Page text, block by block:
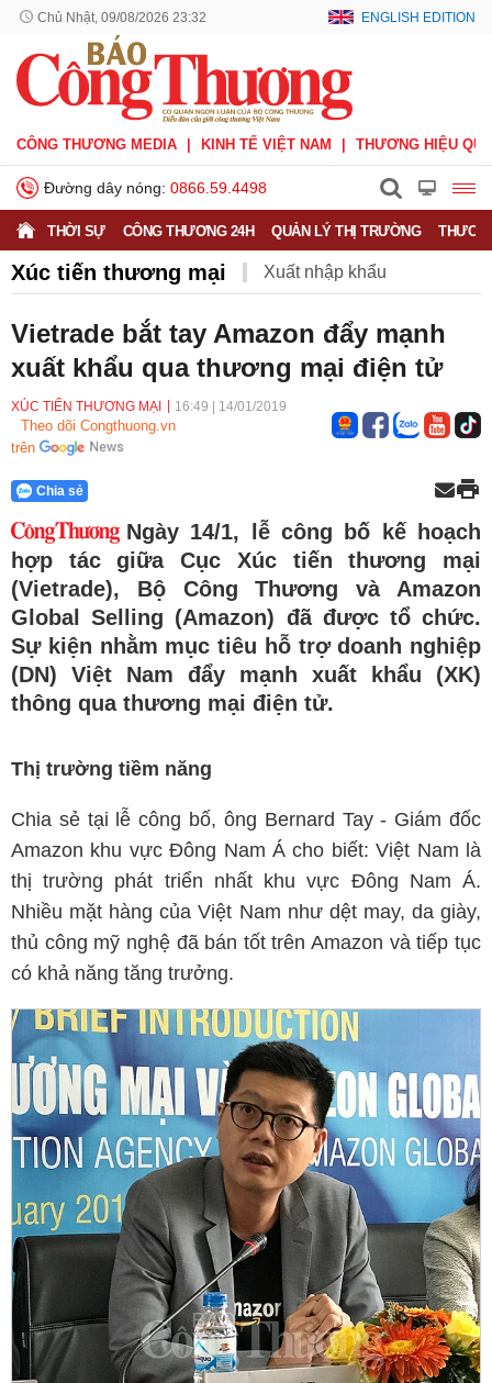
Chủ Nhật, 09/08/2026 23:32 ENGLISH EDITION
CÔNG THƯƠNG MEDIA KINH TẾ VIỆT NAM THƯƠNG HIỆU
Đường dây nóng: 0866.59.4498
THỜI SỰ CÔNG THƯƠNG 24H QUẢN LÝ THỊ TRƯỜNG
Xúc tiến thương mại Xuất nhập khẩu
Phòng vệ thương mại Thương hiệu quốc gia
Xuất xứ hàng hóa Xúc tiến thương mại
Thương mại điện tử
Vietrade bắt tay Amazon đẩy mạnh
xuất khẩu qua thương mại điện tử
XÚC TIẾN THƯƠNG MẠI 16:49 14/01/2019
Theo dõi Congthuong.vn
trên
Chia sẻ
Ngày 14/1, lễ công bố kế hoạch
hợp tác giữa Cục Xúc tiến thương mại
(Vietrade), Bộ Công Thương và Amazon
Global Selling (Amazon) đã được tổ chức.
Sự kiện nhằm mục tiêu hỗ trợ doanh nghiệp
(DN) Việt Nam đẩy mạnh xuất khẩu (XK)
thông qua thương mại điện tử.
Thị trường tiềm năng
Chia sẻ tại lễ công bố, ông Bernard Tay - Giám đốc
Amazon khu vực Đông Nam Á cho biết: Việt Nam là
thị trường phát triển nhất khu vực Đông Nam Á.
Nhiều mặt hàng của Việt Nam như dệt may, da giày,
thủ công mỹ nghệ đã bán tốt trên Amazon và tiếp tục
có khả năng tăng trưởng.